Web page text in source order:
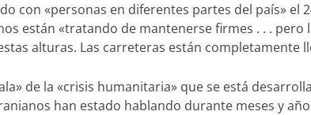
con «personas en diferentes partes del país» el
están «tratando de mantenerse firmes . . . pero
alturas. Las carreteras están completamente
de la «crisis humanitaria» que se está
han estado hablando durante meses y